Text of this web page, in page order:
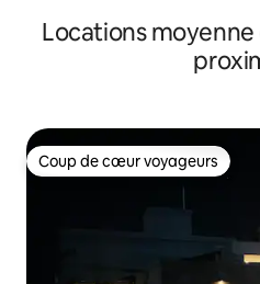
Locations
Coup de cœur voyageurs
Coup de cœur voyageurs